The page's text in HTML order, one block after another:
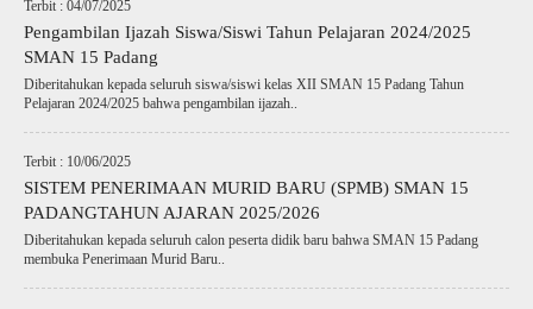
Terbit : 04/07/2025
Pengambilan Ijazah Siswa/Siswi Tahun Pelajaran 2024/2025
SMAN 15 Padang
Diberitahukan kepada seluruh siswa/siswi kelas XII SMAN 15 Padang Tahun
Pelajaran 2024/2025 bahwa pengambilan ijazah..
Terbit : 10/06/2025
SISTEM PENERIMAAN MURID BARU (SPMB) SMAN 15
PADANGTAHUN AJARAN 2025/2026
Diberitahukan kepada seluruh calon peserta didik baru bahwa SMAN 15 Padang
membuka Penerimaan Murid Baru..